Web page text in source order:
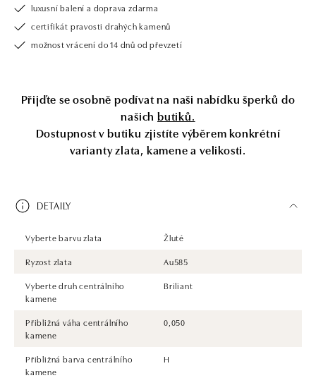
luxusní balení a doprava zdarma
certifikát pravosti drahých kamenů
možnost vrácení do 14 dnů od převzetí
Přijďte se osobně podívat na naši nabídku šperků do
našich butiků.
Dostupnost v butiku zjistíte výběrem konkrétní
varianty zlata, kamene a velikosti.
DETAILY
Vyberte barvu zlata
Žluté
Ryzost zlata
Au585
Vyberte druh centrálního
kamene
Briliant
Přibližná váha centrálního
kamene
0,050
Přibližná barva centrálního
kamene
H